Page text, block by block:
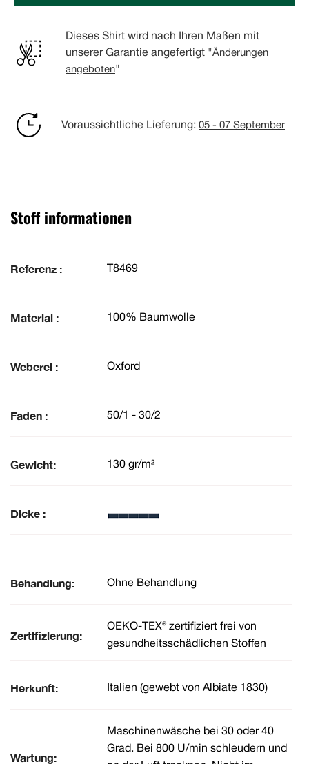
Dieses Shirt wird nach Ihren Maßen mit
unserer Garantie angefertigt "Änderungen
angeboten"
Voraussichtliche Lieferung: 05 - 07 September
Stoff informationen
Referenz : T8469
Material : 100% Baumwolle
Weberei : Oxford
Faden : 50/1 - 30/2
Gewicht: 130 gr/m²
Dicke :
Behandlung: Ohne Behandlung
Zertifizierung:
OEKO-TEX® zertifiziert frei von
gesundheitsschädlichen Stoffen
Herkunft: Italien (gewebt von Albiate 1830)
Wartung:
Maschinenwäsche bei 30 oder 40
Grad. Bei 800 U/min schleudern und